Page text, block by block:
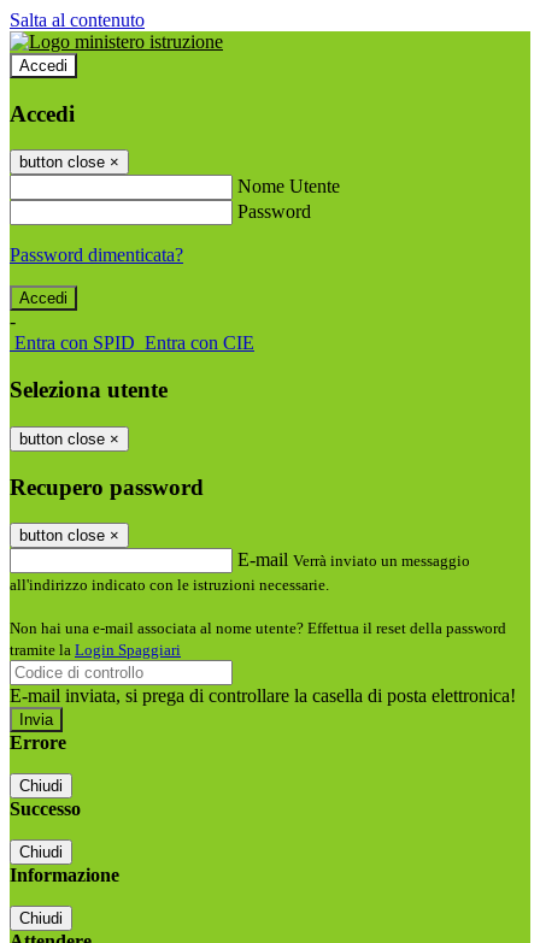
Salta al contenuto
Accedi
Accedi
button close ×
Nome Utente
Password
Password dimenticata?
-
Entra con SPID Entra con CIE
Seleziona utente
button close ×
Recupero password
button close ×
E-mail Verrà inviato un messaggio
all'indirizzo indicato con le istruzioni necessarie.
Non hai una e-mail associata al nome utente? Effettua il reset della password
tramite la Login Spaggiari
E-mail inviata, si prega di controllare la casella di posta elettronica!
Errore
Chiudi
Successo
Chiudi
Informazione
Chiudi